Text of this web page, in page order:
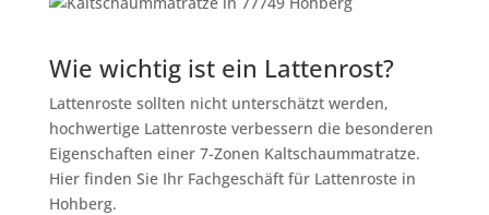
Wie wichtig ist ein Lattenrost?
Lattenroste sollten nicht unterschätzt werden,
hochwertige Lattenroste verbessern die besonderen
Eigenschaften einer 7-Zonen Kaltschaummatratze.
Hier finden Sie Ihr Fachgeschäft für Lattenroste in
Hohberg.